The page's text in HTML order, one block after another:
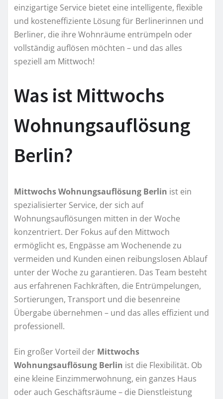
einzigartige Service bietet eine intelligente, flexible
und kosteneffiziente Lösung für Berlinerinnen und
Berliner, die ihre Wohnräume entrümpeln oder
vollständig auflösen möchten – und das alles
speziell am Mittwoch!
Was ist Mittwochs
Wohnungsauflösung
Berlin?
Mittwochs Wohnungsauflösung Berlin ist ein
spezialisierter Service, der sich auf
Wohnungsauflösungen mitten in der Woche
konzentriert. Der Fokus auf den Mittwoch
ermöglicht es, Engpässe am Wochenende zu
vermeiden und Kunden einen reibungslosen Ablauf
unter der Woche zu garantieren. Das Team besteht
aus erfahrenen Fachkräften, die Entrümpelungen,
Sortierungen, Transport und die besenreine
Übergabe übernehmen – und das alles effizient und
professionell.
Ein großer Vorteil der Mittwochs
Wohnungsauflösung Berlin ist die Flexibilität. Ob
eine kleine Einzimmerwohnung, ein ganzes Haus
oder auch Geschäftsräume – die Dienstleistung